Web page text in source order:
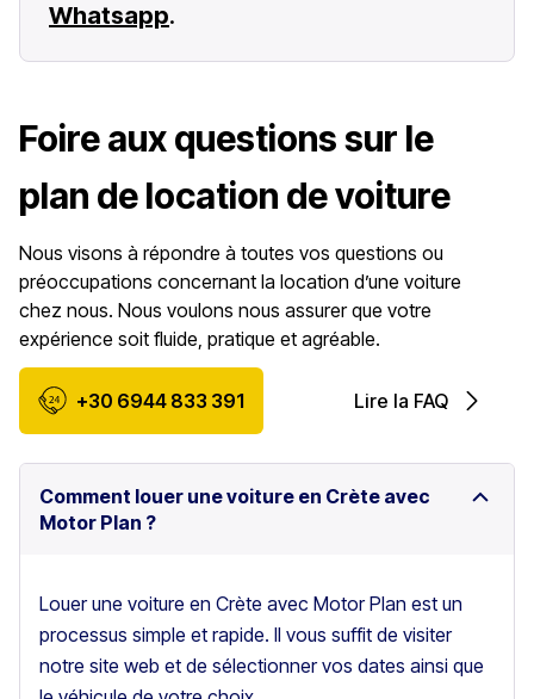
Whatsapp.
Foire aux questions sur le
plan de location de voiture
Nous visons à répondre à toutes vos questions ou
préoccupations concernant la location d’une voiture
chez nous. Nous voulons nous assurer que votre
expérience soit fluide, pratique et agréable.
+30 6944 833 391 Lire la FAQ
Comment louer une voiture en Crète avec
Motor Plan ?
Louer une voiture en Crète avec Motor Plan est un
processus simple et rapide. Il vous suffit de visiter
notre site web et de sélectionner vos dates ainsi que